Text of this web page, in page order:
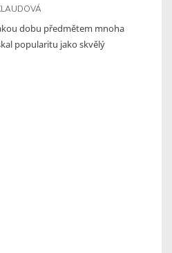
dobu předmětem mnoha
popularitu jako skvělý